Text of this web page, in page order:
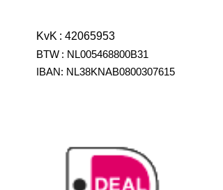
KvK : 42065953
BTW : NL005468800B31
IBAN: NL38KNAB0800307615